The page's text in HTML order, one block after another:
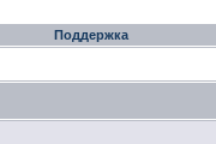
Поддержка